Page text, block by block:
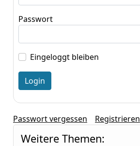
Passwort
Eingeloggt bleiben
Passwort vergessen Registrieren
Weitere Themen: